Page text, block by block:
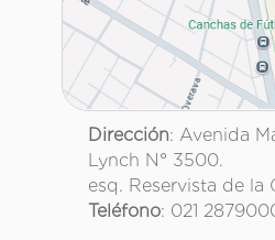
Dirección: Avenida
Lynch N° 3500.
esq. Reservista de la
Teléfono: 021